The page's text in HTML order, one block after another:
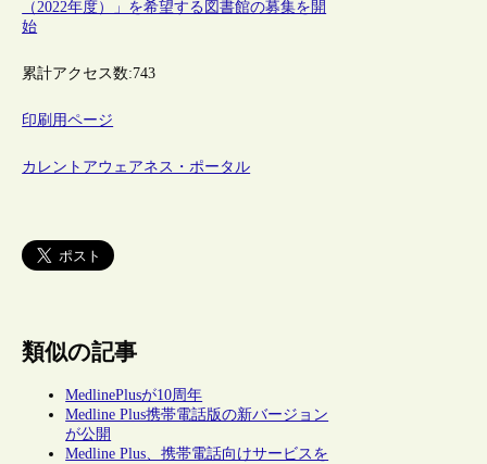
（2022年度）」を希望する図書館の募集を開
始
累計アクセス数:743
印刷用ページ
カレントアウェアネス・ポータル
類似の記事
MedlinePlusが10周年
Medline Plus携帯電話版の新バージョン
が公開
Medline Plus、携帯電話向けサービスを